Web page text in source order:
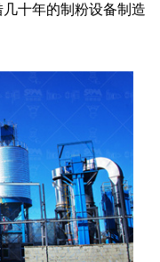
十年的制粉设备制造